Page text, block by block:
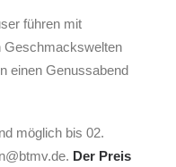
führen mit
Geschmackswelten
einen Genussabend
möglich bis 02.
Der Preis